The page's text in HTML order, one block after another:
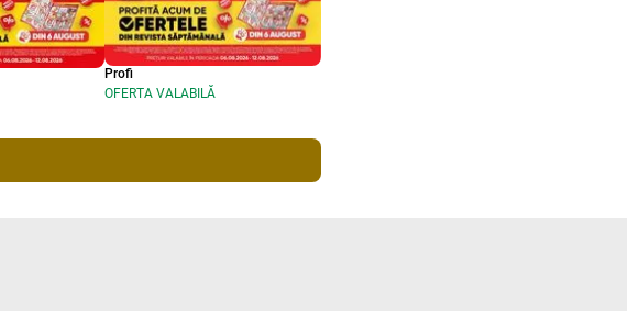
Profi
OFERTA VALABILĂ